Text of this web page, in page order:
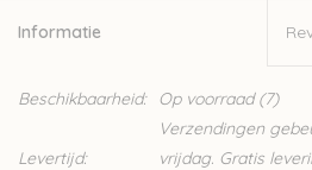
Informatie
Beschikbaarheid: Op voorraad(7)
Levertijd:
Verzendingen
vrijdag. Gratis